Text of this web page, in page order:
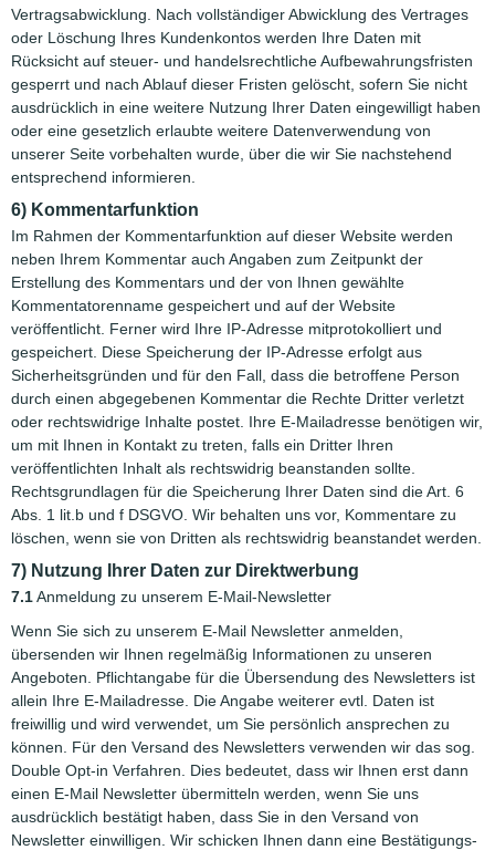
Vertragsabwicklung. Nach vollständiger Abwicklung des Vertrages
oder Löschung Ihres Kundenkontos werden Ihre Daten mit
Rücksicht auf steuer- und handelsrechtliche Aufbewahrungsfristen
gesperrt und nach Ablauf dieser Fristen gelöscht, sofern Sie nicht
ausdrücklich in eine weitere Nutzung Ihrer Daten eingewilligt haben
oder eine gesetzlich erlaubte weitere Datenverwendung von
unserer Seite vorbehalten wurde, über die wir Sie nachstehend
entsprechend informieren.
6) Kommentarfunktion
Im Rahmen der Kommentarfunktion auf dieser Website werden
neben Ihrem Kommentar auch Angaben zum Zeitpunkt der
Erstellung des Kommentars und der von Ihnen gewählte
Kommentatorenname gespeichert und auf der Website
veröffentlicht. Ferner wird Ihre IP-Adresse mitprotokolliert und
gespeichert. Diese Speicherung der IP-Adresse erfolgt aus
Sicherheitsgründen und für den Fall, dass die betroffene Person
durch einen abgegebenen Kommentar die Rechte Dritter verletzt
oder rechtswidrige Inhalte postet. Ihre E-Mailadresse benötigen wir,
um mit Ihnen in Kontakt zu treten, falls ein Dritter Ihren
veröffentlichten Inhalt als rechtswidrig beanstanden sollte.
Rechtsgrundlagen für die Speicherung Ihrer Daten sind die Art. 6
Abs. 1 lit.b und f DSGVO. Wir behalten uns vor, Kommentare zu
löschen, wenn sie von Dritten als rechtswidrig beanstandet werden.
7) Nutzung Ihrer Daten zur Direktwerbung
7.1Anmeldung zu unserem E-Mail-Newsletter
Wenn Sie sich zu unserem E-Mail Newsletter anmelden,
übersenden wir Ihnen regelmäßig Informationen zu unseren
Angeboten. Pflichtangabe für die Übersendung des Newsletters ist
allein Ihre E-Mailadresse. Die Angabe weiterer evtl. Daten ist
freiwillig und wird verwendet, um Sie persönlich ansprechen zu
können. Für den Versand des Newsletters verwenden wir das sog.
Double Opt-in Verfahren. Dies bedeutet, dass wir Ihnen erst dann
einen E-Mail Newsletter übermitteln werden, wenn Sie uns
ausdrücklich bestätigt haben, dass Sie in den Versand von
Newsletter einwilligen. Wir schicken Ihnen dann eine Bestätigungs-